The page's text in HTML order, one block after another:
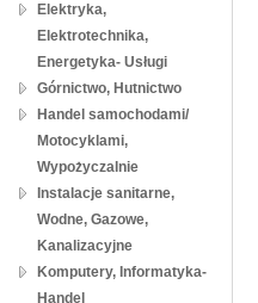
Elektryka,
Elektrotechnika,
Energetyka- Usługi
Górnictwo, Hutnictwo
Handel samochodami/
Motocyklami,
Wypożyczalnie
Instalacje sanitarne,
Wodne, Gazowe,
Kanalizacyjne
Komputery, Informatyka-
Handel